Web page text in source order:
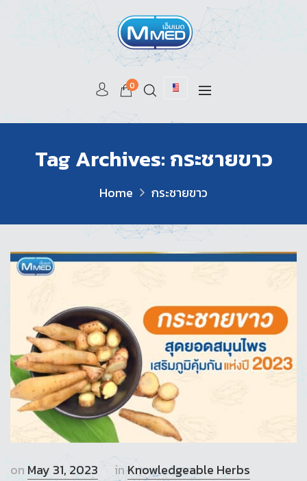
0
Tag Archives: กระชายขาว
Home กระชายขาว
on May 31, 2023 inKnowledgeable Herbs